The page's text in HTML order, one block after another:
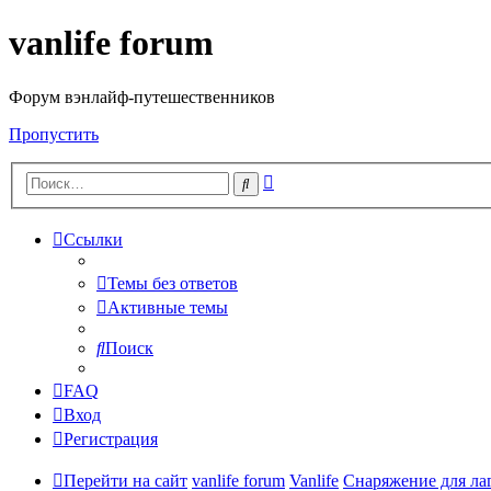
vanlife forum
Форум вэнлайф-путешественников
Пропустить
Поиск
Ссылки
Темы без ответов
Активные темы
Поиск
FAQ
Вход
Регистрация
Перейти на сайт vanlife forum Vanlife Снаряжение для